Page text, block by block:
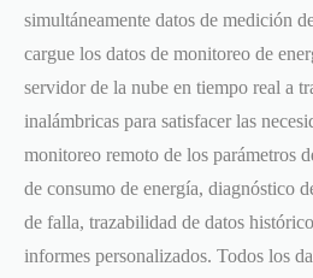
simultáneamente datos de medición
cargue los datos de monitoreo de
servidor de la nube en tiempo real a
inalámbricas para satisfacer las
monitoreo remoto de los parámetros
de consumo de energía, diagnóstico
de falla, trazabilidad de datos
informes personalizados. Todos los